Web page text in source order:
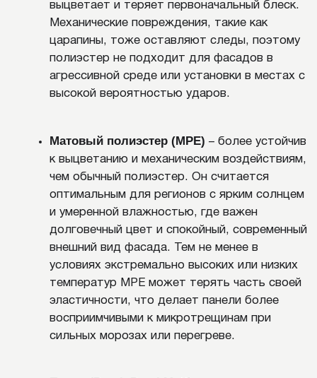
Выбор правильного металлического сайдинга
требует учета нескольких ключевых факторов.
Прежде всего, важно определиться с типом
Стальные панели
выбирают для стандартных климатических условий
– они прочные и относительно недорогие, но
Алюминиевый сайдинг
отличается легкостью и абсолютной
устойчивостью к влаге, что делает его
КАК ВЫБРАТЬ ПРАВИЛЬНЫЙ
САЙДИНГ?
гладкость на долгие годы. В отличие от
дерева, металл не нуждается в
каждые несколько лет.
Среди недостатков стоит отметить более
высокую цену по сравнению с виниловым сайдингом
или древесиной, особенно для панелей с
Алюминиевые и тонкостенные панели менее
устойчивы к сильным механическим ударам, из-за
чего при неправильном монтаже или
появляться вмятины.